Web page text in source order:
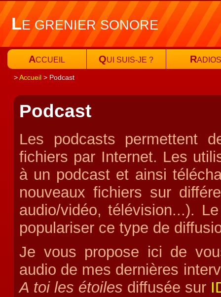
LE GRENIER SONORE
ACCUEIL QUI SUIS-JE ? RADIOS
Accueil Podcast
Podcast
Les podcasts permettent
fichiers par Internet. Les
à un podcast et ainsi
nouveaux fichiers sur
audio/vidéo, télévision...).
populariser ce type de
Je vous propose ici de
audio de mes dernières
A toi les étoiles diffusée sur